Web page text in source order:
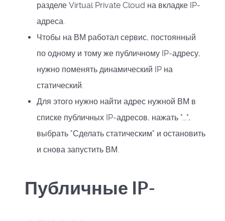
разделе Virtual Private Cloud на вкладке IP-
адреса.
Чтобы на ВМ работал сервис, постоянный
по одному и тому же публичному IP-адресу,
нужно поменять динамический IP на
статический.
Для этого нужно найти адрес нужной ВМ в
списке публичных IP-адресов, нажать "...",
выбрать "Сделать статическим" и остановить
и снова запустить ВМ.
Публичные IP-